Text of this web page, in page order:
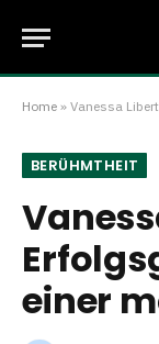
Home » Vanessa
BERÜHMTHEIT
einer